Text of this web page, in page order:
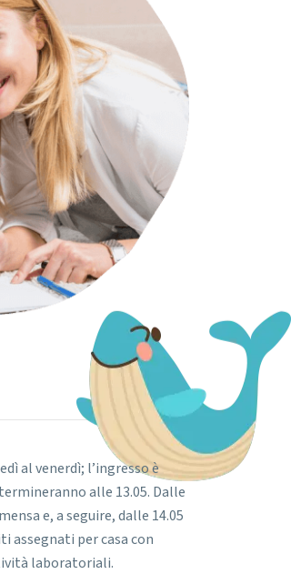
al venerdì; l’ingresso è
alle 13.05. Dalle
e, a seguire, dalle 14.05
assegnati per casa con
laboratoriali.